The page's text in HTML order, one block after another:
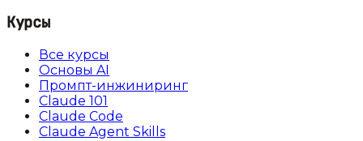
Курсы
Все курсы
Основы AI
Промпт-инжиниринг
Claude 101
Claude Code
Claude Agent Skills